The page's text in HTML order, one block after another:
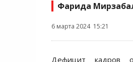
Фарида
6 марта 2024 15:21
Дефицит кадров